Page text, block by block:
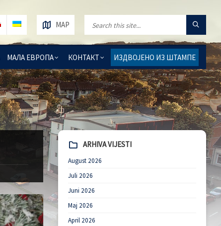
МАЛА ЕВРОПА КОНТАКТ ИЗДВОЈЕНО ИЗ ШТАМПЕ
MAP
ARHIVA VIJESTI
August 2026
Juli 2026
Juni 2026
Maj 2026
April 2026